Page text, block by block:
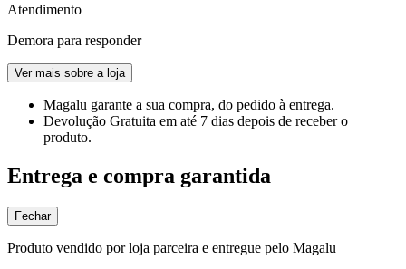
Atendimento
Demora para responder
Ver mais sobre a loja
Magalu garante a sua compra, do pedido à entrega.
Devolução Gratuita em até 7 dias depois de receber o
produto.
Entrega e compra garantida
Fechar
Produto vendido por loja parceira e entregue pelo Magalu